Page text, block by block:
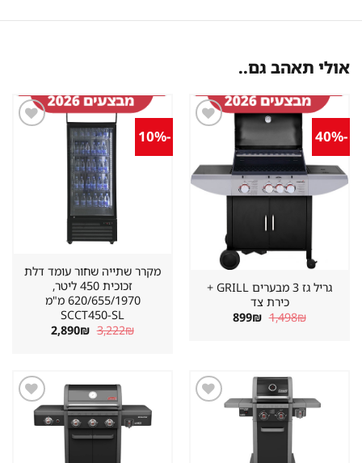
אולי תאהב גם..
במועדפים
גריל גז 3 מבערים GRILL +
כירת צד
1,498₪ המחיר
המקורי
899₪ המחיר
הנוכחי
מקרר שתייה שחור עומד דלת
זכוכית 450 ליטר,
620/655/1970 מ"מ
SCCT450-SL
3,222₪ המחיר
המקורי
2,890₪ המחיר
הנוכחי
שמור
מוצר